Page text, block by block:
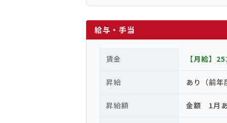
給与・手当
賃金 【月給】
昇給 あり（前
昇給額 金額 1月あ